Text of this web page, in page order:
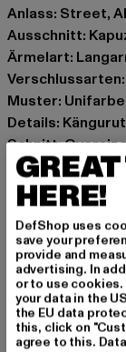
Anlass: Street,
Ausschnitt:
Ärmelart:
Muster:
Details:
Schnitt:
Marke: Dropsize
Kat.: Zip Hoodies
Farbe: blau
Hersteller
Polyester
Art.Nr: DSZH19-
Hersteller:
HERE!
DefShop uses
save your
provide and
advertising. In
or to use
your data in the
the EU data
this, click on
agree to this.